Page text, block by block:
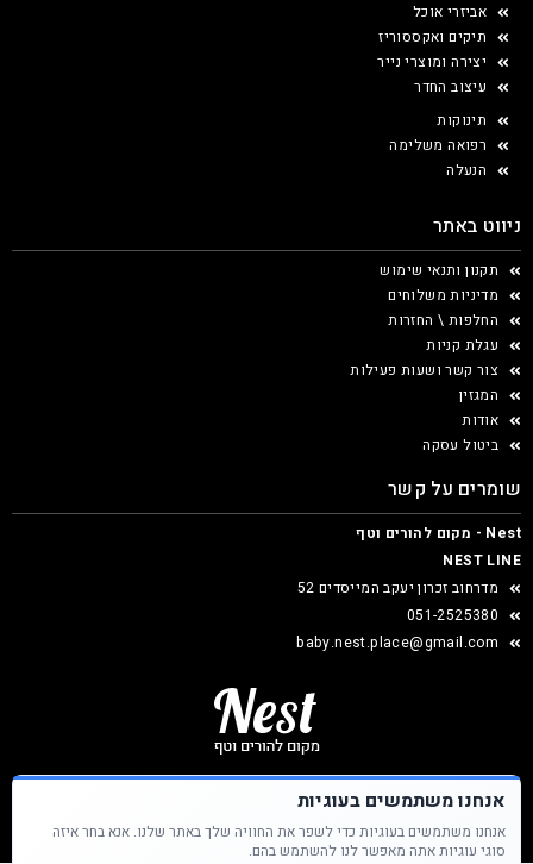
אביזרי אוכל
תיקים ואקססוריז
יצירה ומוצרי נייר
עיצוב החדר
תינוקות
רפואה משלימה
הנעלה
ניווט באתר
תקנון ותנאי שימוש
מדיניות משלוחים
החלפות \ החזרות
עגלת קניות
צור קשר ושעות פעילות
המגזין
אודות
ביטול עסקה
שומרים על קשר
Nest - מקום להורים וטף
NEST LINE
מדרחוב זכרון יעקב המייסדים 52
051-2525380
baby.nest.place@gmail.com
Nest &copy כל הזכויות שמורות
אנחנו משתמשים בעוגיות
אנחנו משתמשים בעוגיות כדי לשפר את החוויה שלך באתר שלנו. אנא בחר איזה
סוגי עוגיות אתה מאפשר לנו להשתמש בהם.